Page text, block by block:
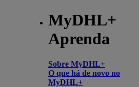
MyDHL+
Aprenda
Sobre MyDHL+
O que há de novo no
MyDHL+